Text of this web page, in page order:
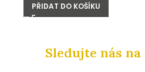
PŘIDAT DO KOŠÍKU
Sledujte nás